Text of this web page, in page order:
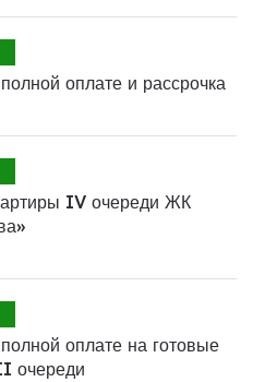
оплате и рассрочка
IV очереди ЖК
оплате на готовые
очереди